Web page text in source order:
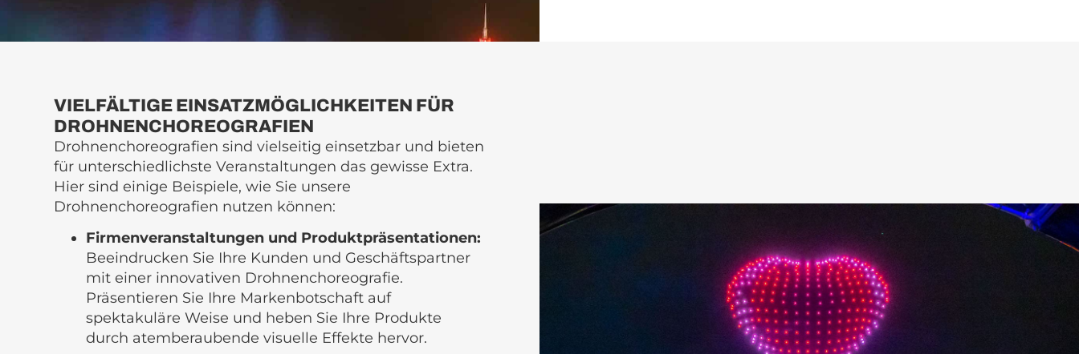
VIELFÄLTIGE EINSATZMÖGLICHKEITEN FÜR
DROHNENCHOREOGRAFIEN
Drohnenchoreografien sind vielseitig einsetzbar und bieten
für unterschiedlichste Veranstaltungen das gewisse Extra.
Hier sind einige Beispiele, wie Sie unsere
Drohnenchoreografien nutzen können:
Firmenveranstaltungen und Produktpräsentationen:
Beeindrucken Sie Ihre Kunden und Geschäftspartner
mit einer innovativen Drohnenchoreografie.
Präsentieren Sie Ihre Markenbotschaft auf
spektakuläre Weise und heben Sie Ihre Produkte
durch atemberaubende visuelle Effekte hervor.